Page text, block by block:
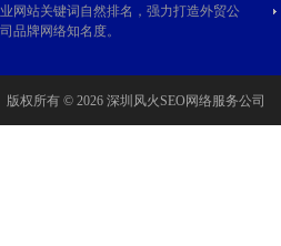
业网站关键词自然排名，强力打造外贸公
司品牌网络知名度。
版权所有 © 2026 深圳风火SEO网络服务公司